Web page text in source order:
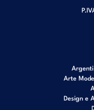
Arte
Design e